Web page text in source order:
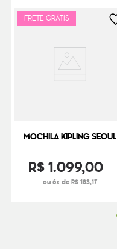
FRETE GRÁTIS
MOCHILA KIPLING SEOUL
R$1.099,00
ou 6x de R$ 183,17